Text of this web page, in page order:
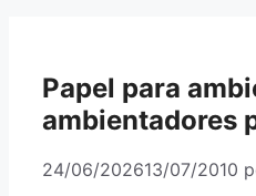
Papel para
ambientadores
24/06/202613/07/2010